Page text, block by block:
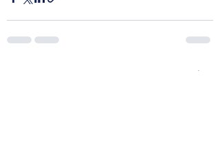
すべて表示